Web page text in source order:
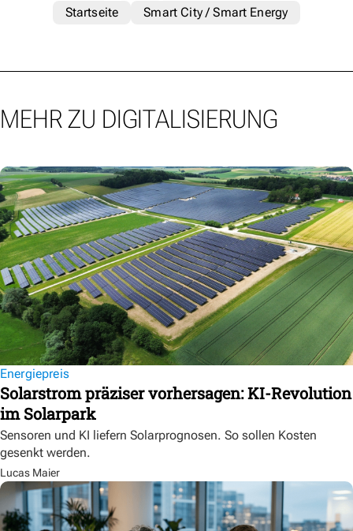
Startseite
Smart City / Smart Energy
MEHR ZU DIGITALISIERUNG
Energiepreis
Solarstrom präziser vorhersagen: KI-Revolution
im Solarpark
Sensoren und KI liefern Solarprognosen. So sollen Kosten
gesenkt werden.
Lucas Maier